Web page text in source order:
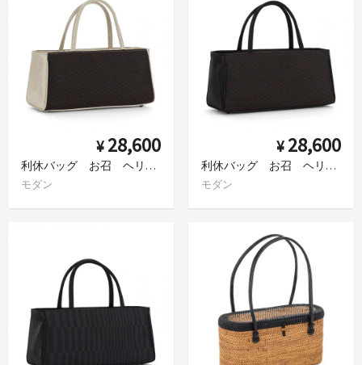
¥ 28,600
利休バッグ お召 ヘリンボーン 焦げ茶×ベージュ
モダン
¥ 28,600
利休バッグ お召 ヘリンボーン 焦げ茶×黒
モダン